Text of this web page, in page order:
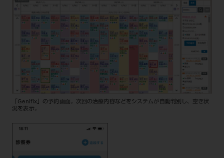
「Genifix」の予約画面。次回の治療内容などをシステムが自動判別し、空き状
況を表示。